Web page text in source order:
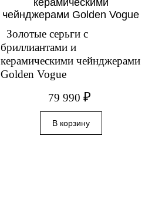
Золотые серьги с
бриллиантами и
керамическими чейнджерами
Golden Vogue
79 990 ₽